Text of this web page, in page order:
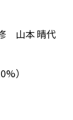
山本 晴代
）